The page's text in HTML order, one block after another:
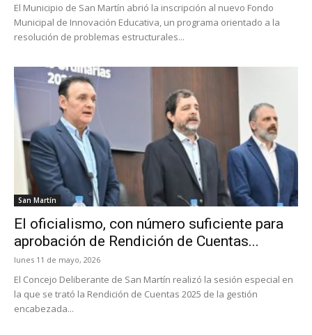
El Municipio de San Martín abrió la inscripción al nuevo Fondo
Municipal de Innovación Educativa, un programa orientado a la
resolución de problemas estructurales...
San Martín
El oficialismo, con número suficiente para
aprobación de Rendición de Cuentas...
lunes 11 de mayo, 2026
El Concejo Deliberante de San Martín realizó la sesión especial en
la que se trató la Rendición de Cuentas 2025 de la gestión
encabezada...